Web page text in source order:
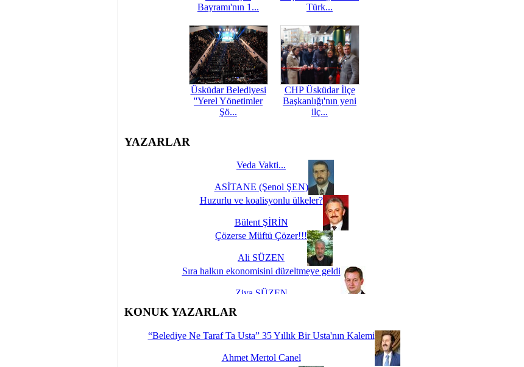
Bayramı'nın 1...
Türk...
Üsküdar Belediyesi
''Yerel Yönetimler
Şö...
CHP Üsküdar İlçe
Başkanlığı'nın yeni
ilç...
YAZARLAR
Veda Vakti...
ASİTANE (Şenol ŞEN)
Huzurlu ve koalisyonlu ülkeler?
Bülent ŞİRİN
Çözerse Müftü Çözer!!!
Ali SÜZEN
Sıra halkın ekonomisini düzeltmeye geldi
Ziya SÜZEN
İşte Biz buyuz...
KONUK YAZARLAR
“Belediye Ne Taraf Ta Usta” 35 Yıllık Bir Usta'nın Kalemi
Ahmet Mertol Canel